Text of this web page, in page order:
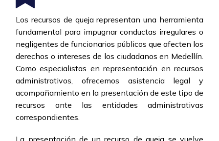
Los recursos de queja representan una herramienta
fundamental para impugnar conductas irregulares o
negligentes de funcionarios públicos que afecten los
derechos o intereses de los ciudadanos en Medellín.
Como especialistas en representación en recursos
administrativos, ofrecemos asistencia legal y
acompañamiento en la presentación de este tipo de
recursos ante las entidades administrativas
correspondientes.